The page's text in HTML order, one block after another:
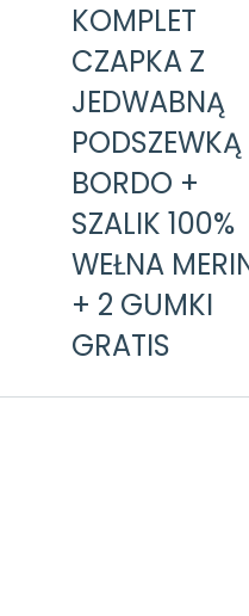
KOMPLET
CZAPKA Z
JEDWABNĄ
PODSZEWKĄ
BORDO +
SZALIK 100%
WEŁNA
+ 2 GUMKI
GRATIS